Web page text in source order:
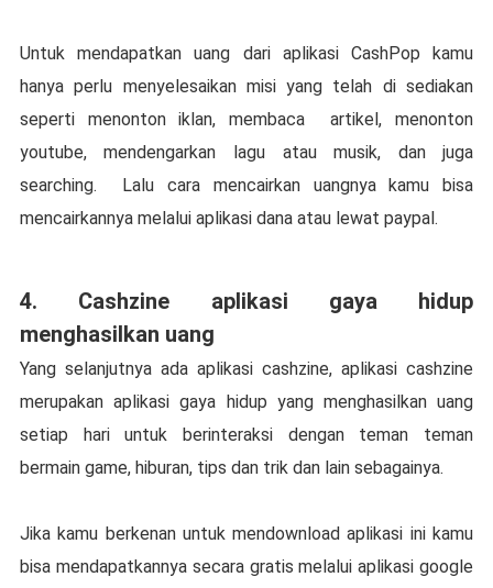
Untuk mendapatkan uang dari aplikasi CashPop kamu
hanya perlu menyelesaikan misi yang telah di sediakan
seperti menonton iklan, membaca artikel, menonton
youtube, mendengarkan lagu atau musik, dan juga
searching. Lalu cara mencairkan uangnya kamu bisa
mencairkannya melalui aplikasi dana atau lewat paypal.
4. Cashzine aplikasi gaya hidup
menghasilkan uang
Yang selanjutnya ada aplikasi cashzine, aplikasi cashzine
merupakan aplikasi gaya hidup yang menghasilkan uang
setiap hari untuk berinteraksi dengan teman teman
bermain game, hiburan, tips dan trik dan lain sebagainya.
Jika kamu berkenan untuk mendownload aplikasi ini kamu
bisa mendapatkannya secara gratis melalui aplikasi google